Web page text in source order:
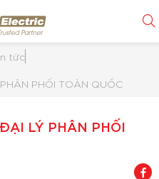
tức
PHỐI TOÀN QUỐC
LÝ PHÂN PHỐI